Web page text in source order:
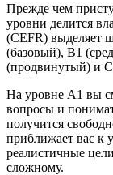
Прежде чем
уровни делится
(CEFR) выделяет
(базовый), B1
(продвинутый) и
На уровне A1 вы
вопросы и
получится
приближает вас к
реалистичные
сложному.